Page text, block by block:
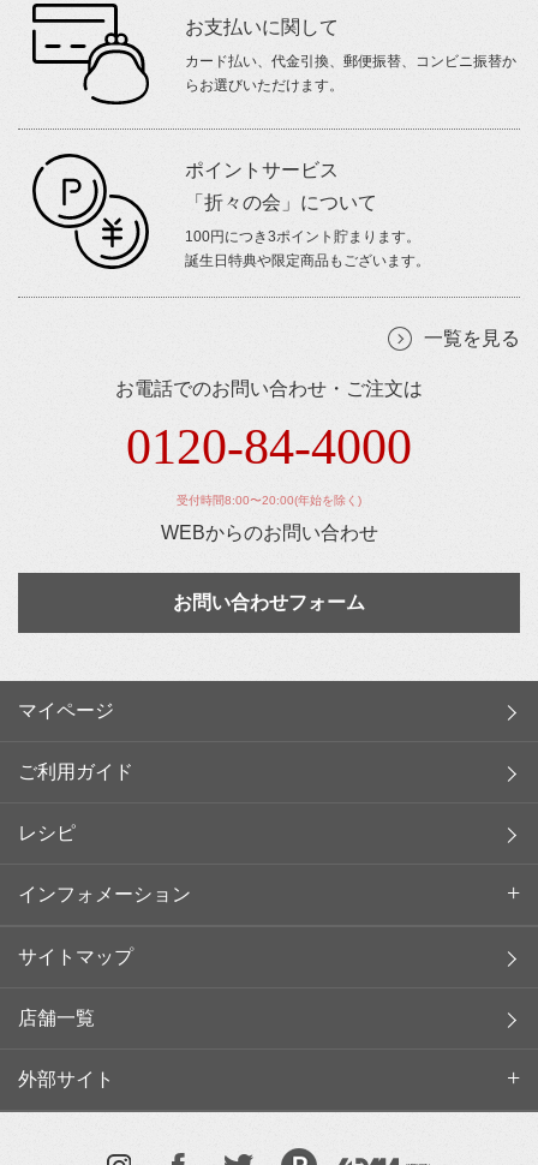
お支払いに関して
カード払い、代金引換、郵便振替、コンビニ振替か
らお選びいただけます。
ポイントサービス
「折々の会」について
100円につき3ポイント貯まります。
誕生日特典や限定商品もございます。
一覧を見る
お電話でのお問い合わせ・ご注文は
0120-84-4000
受付時間8:00〜20:00(年始を除く)
WEBからのお問い合わせ
お問い合わせフォーム
マイページ
ご利用ガイド
レシピ
インフォメーション
サイトマップ
店舗一覧
外部サイト